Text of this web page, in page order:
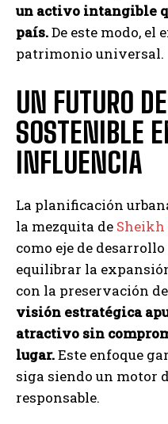
un activo intangible
país.De este modo, el
patrimonio universal.
UN FUTURO
SOSTENIBLE
INFLUENCIA
La planificación
la mezquita de Sheikh
como eje de desarrollo
equilibrar la
con la preservación
visión estratégica
atractivo sin
lugar.Este enfoque
siga siendo un motor
responsable.